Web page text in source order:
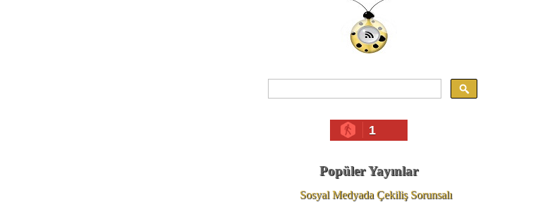
1
Popüler Yayınlar
Sosyal Medyada Çekiliş Sorunsalı